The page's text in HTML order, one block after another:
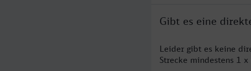
Gibt es eine
Leider gibt es keine
Strecke mindestens 1 x